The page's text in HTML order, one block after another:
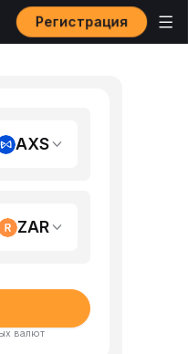
Регистрация
AXS
ZAR
валют